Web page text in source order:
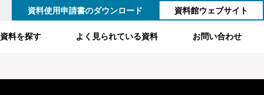
資料使用申請書のダウンロード 資料館ウェブサイト
資料を探す よく見られている資料 お問い合わせ